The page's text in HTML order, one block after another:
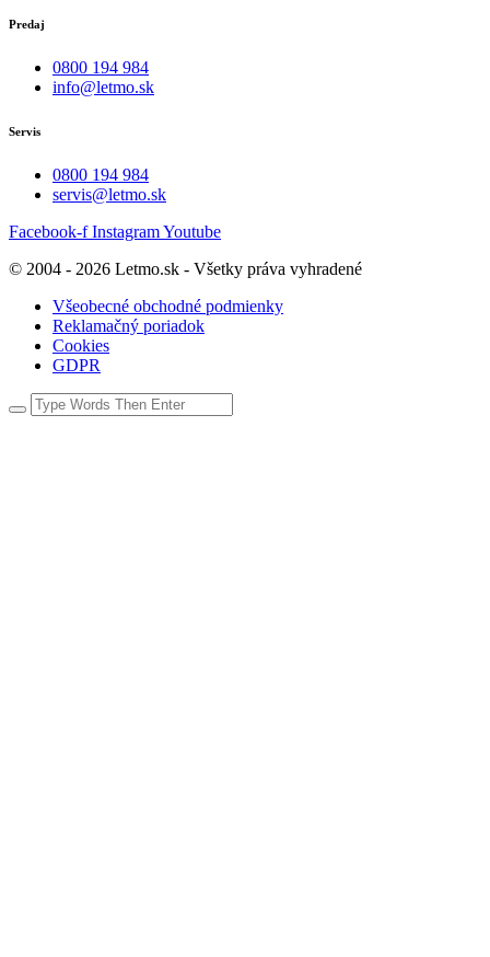
Predaj
0800 194 984
info@letmo.sk
Servis
0800 194 984
servis@letmo.sk
Facebook-f InstagramYoutube
© 2004 - 2026 Letmo.sk - Všetky práva vyhradené
Všeobecné obchodné podmienky
Reklamačný poriadok
Cookies
GDPR